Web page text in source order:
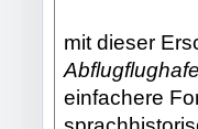
mit dieser
einfachere